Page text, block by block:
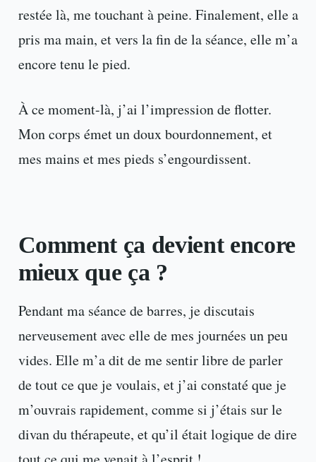
restée là, me touchant à peine. Finalement, elle a
pris ma main, et vers la fin de la séance, elle m’a
encore tenu le pied.
À ce moment-là, j’ai l’impression de flotter.
Mon corps émet un doux bourdonnement, et
mes mains et mes pieds s’engourdissent.
Comment ça devient encore
mieux que ça ?
Pendant ma séance de barres, je discutais
nerveusement avec elle de mes journées un peu
vides. Elle m’a dit de me sentir libre de parler
de tout ce que je voulais, et j’ai constaté que je
m’ouvrais rapidement, comme si j’étais sur le
divan du thérapeute, et qu’il était logique de dire